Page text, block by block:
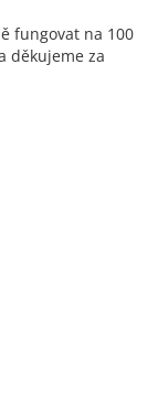
fungovat na 100
děkujeme za